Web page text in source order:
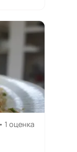
1 оценка